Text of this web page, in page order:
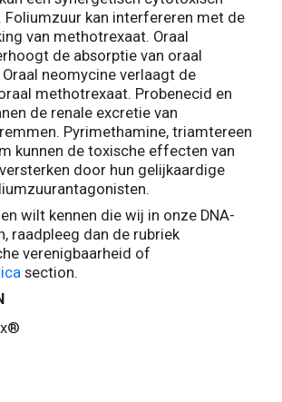
Foliumzuur kan interfereren met de
van methotrexaat. Oraal
de absorptie van oraal
neomycine verlaagt de
methotrexaat. Probenecid en
de renale excretie van
Pyrimethamine, triamtereen
kunnen de toxische effecten van
door hun gelijkaardige
wilt kennen die wij in onze DNA-
raadpleeg dan de rubriek
verenigbaarheid of
section.